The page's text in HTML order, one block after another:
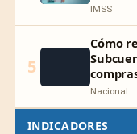
IMSS
5
Cómo
Nacional
INDICADORES